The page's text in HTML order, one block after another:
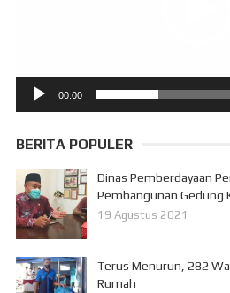
00:00
BERITA POPULER
Dinas Pemberdayaan
Pembangunan Gedung
19 Agustus 2021
Terus Menurun, 282
Rumah